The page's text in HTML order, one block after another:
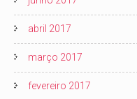
abril 2017
março 2017
fevereiro 2017